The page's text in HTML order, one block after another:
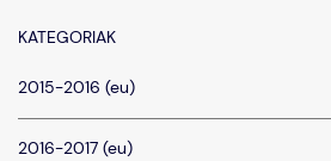
KATEGORIAK
2015-2016 (eu)
2016-2017 (eu)